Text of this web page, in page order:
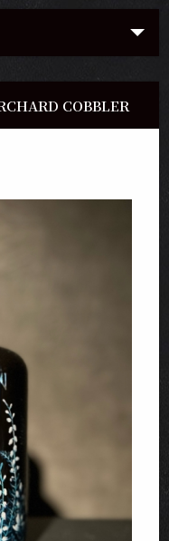
COBBLER